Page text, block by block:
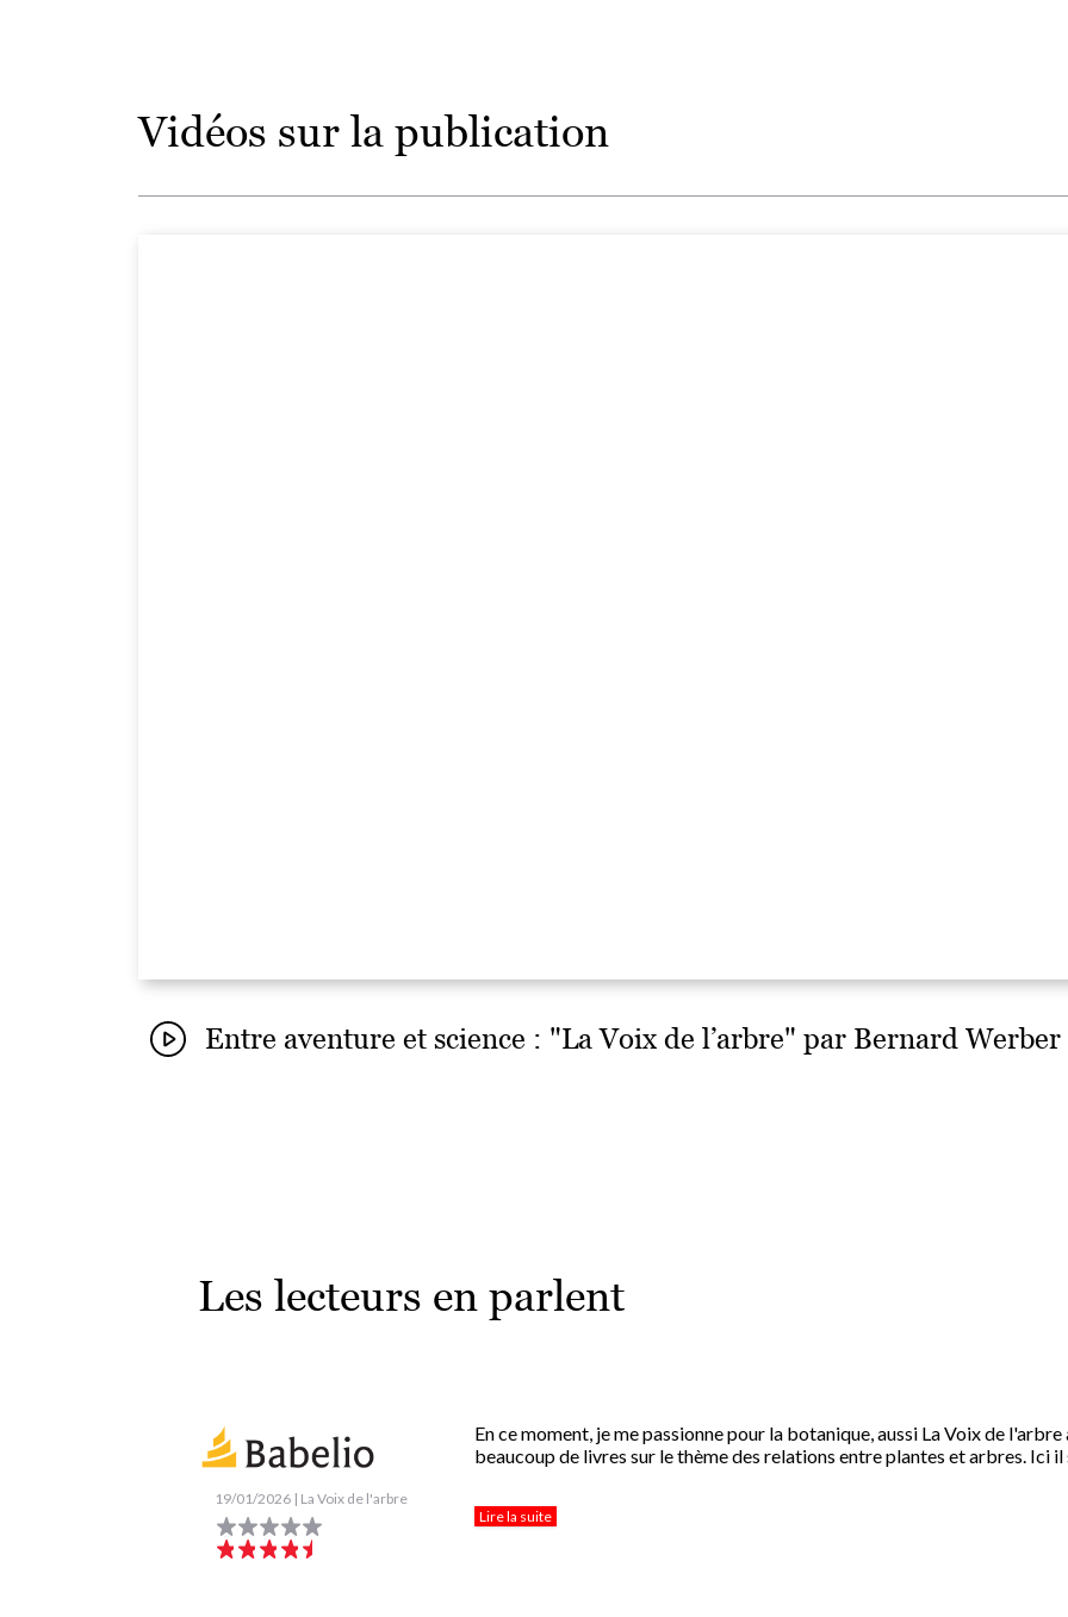
Vidéos sur la publication
Entre aventure et science : "La Voix de l’arbre" par Bernard Werber
Les lecteurs en parlent
19/01/2026 | La Voix de l'arbre
En ce moment, je me passionne pour la botanique, aussi La Voix de
beaucoup de livres sur le thème des relations entre plantes et arbres. Ici il
Lire la suite